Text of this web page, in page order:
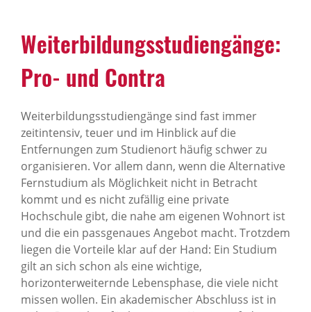
Weiterbildungsstudiengänge:
Pro- und Contra
Weiterbildungsstudiengänge sind fast immer
zeitintensiv, teuer und im Hinblick auf die
Entfernungen zum Studienort häufig schwer zu
organisieren. Vor allem dann, wenn die Alternative
Fernstudium als Möglichkeit nicht in Betracht
kommt und es nicht zufällig eine private
Hochschule gibt, die nahe am eigenen Wohnort ist
und die ein passgenaues Angebot macht. Trotzdem
liegen die Vorteile klar auf der Hand: Ein Studium
gilt an sich schon als eine wichtige,
horizonterweiternde Lebensphase, die viele nicht
missen wollen. Ein akademischer Abschluss ist in